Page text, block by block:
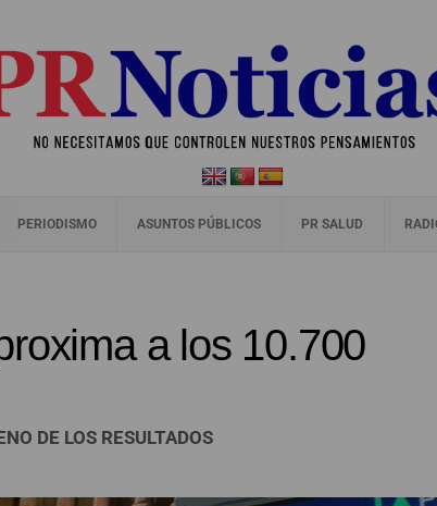
PERIODISMO ASUNTOS PÚBLICOS PR SALUD
a los 10.700
DE LOS RESULTADOS